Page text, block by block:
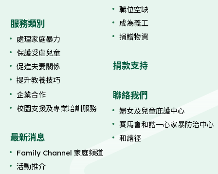
服務類別
處理家庭暴力
保護受虐兒童
促進夫妻關係
提升教養技巧
企業合作
校園支援及專業培訓服務
最新消息
Family Channel 家庭頻道
活動推介
職位空缺
成為義工
捐贈物資
捐款支持
聯絡我們
婦女及兒童庇護中心
賽馬會和諧一心家暴防治中心
和諧徑